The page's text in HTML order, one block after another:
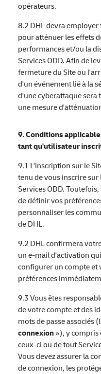
opérateurs.
8.2 DHL devra
pour atténuer les effets
performances et/ou la
Services ODD. Afin de
fermeture du Site ou
d'un événement lié à la
d'une cyberattaque
une mesure
9. Conditions
tant qu'utilisateur
9.1 L'inscription sur le
tenu de vous inscrire sur
Services ODD.
de définir vos
personnaliser les
de DHL.
9.2 DHL confirmera
un e-mail d'activation
configurer un compte et
préférences
9.3 Vous êtes
de votre compte et des
mots de passe associés
connexion»), y compris
ceux-ci ou de tout
Vous devez assurer la
de connexion, les